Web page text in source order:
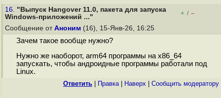
16. "Выпуск Hangover 11.0, пакета для запуска
Windows-приложений ..."
+ / –
Сообщение от Аноним (16), 15-Янв-26, 16:25
Зачем такое вообще нужно?
Нужно же наоборот, arm64 программы на x86_64
запускать, чтобы андроидные программы работали под
Linux.
Ответить Правка| Наверх Cообщить модератору